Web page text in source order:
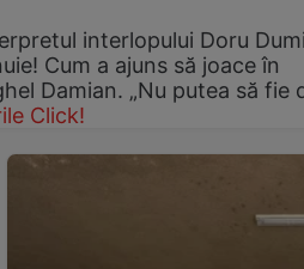
interlopului Doru
Cum a ajuns să joace în
Damian. „Nu putea să fie
Click!